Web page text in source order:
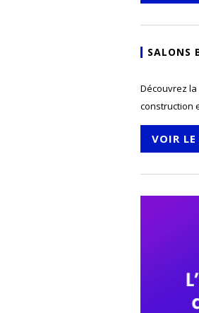
SALONS
Découvrez
construction
VOIR LE